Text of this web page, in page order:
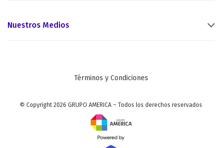
Nuestros Medios
Términos y Condiciones
© Copyright 2026 GRUPO AMERICA – Todos los derechos reservados